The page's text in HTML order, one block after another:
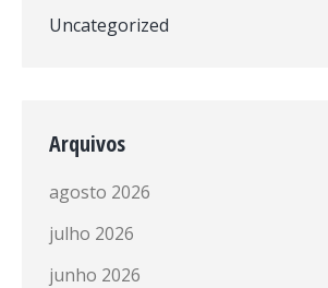
Uncategorized
Arquivos
agosto 2026
julho 2026
junho 2026